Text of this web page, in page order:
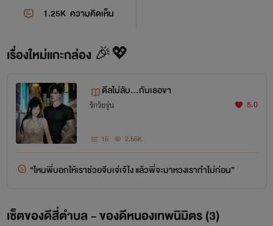
1.25K ความคิดเห็น
เรื่องใหม่แกะกล่อง 🎉💖
ดีลไม่ลับ…กับเธอขา
รักวัยรุ่น 5.0
15 2.55K
“ไหนพี่บอกให้เราช่วยจีบเจ่เจ้ไง แล้วพี่จะมาหวงเราทำไม่ก่อน”
เซ็ตของดีสี่ตำบล - ของดีหนองเทพนิมิตร (3)